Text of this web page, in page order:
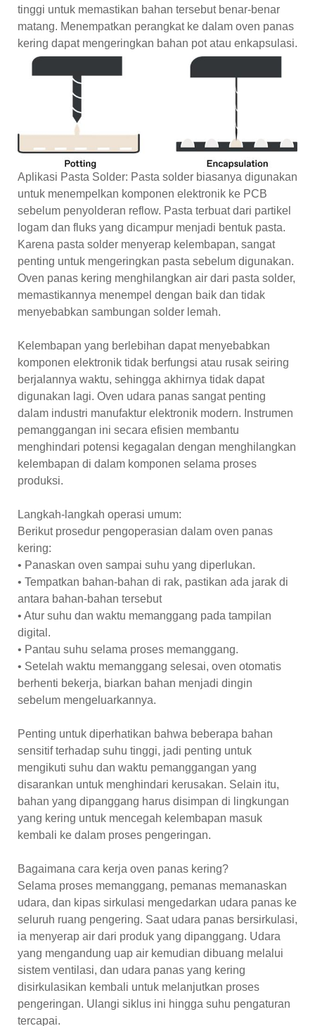
tinggi untuk memastikan bahan tersebut benar-benar
matang. Menempatkan perangkat ke dalam oven panas
kering dapat mengeringkan bahan pot atau enkapsulasi.
Aplikasi Pasta Solder: Pasta solder biasanya digunakan
untuk menempelkan komponen elektronik ke PCB
sebelum penyolderan reflow. Pasta terbuat dari partikel
logam dan fluks yang dicampur menjadi bentuk pasta.
Karena pasta solder menyerap kelembapan, sangat
penting untuk mengeringkan pasta sebelum digunakan.
Oven panas kering menghilangkan air dari pasta solder,
memastikannya menempel dengan baik dan tidak
menyebabkan sambungan solder lemah.
Kelembapan yang berlebihan dapat menyebabkan
komponen elektronik tidak berfungsi atau rusak seiring
berjalannya waktu, sehingga akhirnya tidak dapat
digunakan lagi. Oven udara panas sangat penting
dalam industri manufaktur elektronik modern. Instrumen
pemanggangan ini secara efisien membantu
menghindari potensi kegagalan dengan menghilangkan
kelembapan di dalam komponen selama proses
produksi.
Langkah-langkah operasi umum:
Berikut prosedur pengoperasian dalam oven panas
kering:
• Panaskan oven sampai suhu yang diperlukan.
• Tempatkan bahan-bahan di rak, pastikan ada jarak di
antara bahan-bahan tersebut
• Atur suhu dan waktu memanggang pada tampilan
digital.
• Pantau suhu selama proses memanggang.
• Setelah waktu memanggang selesai, oven otomatis
berhenti bekerja, biarkan bahan menjadi dingin
sebelum mengeluarkannya.
Penting untuk diperhatikan bahwa beberapa bahan
sensitif terhadap suhu tinggi, jadi penting untuk
mengikuti suhu dan waktu pemanggangan yang
disarankan untuk menghindari kerusakan. Selain itu,
bahan yang dipanggang harus disimpan di lingkungan
yang kering untuk mencegah kelembapan masuk
kembali ke dalam proses pengeringan.
Bagaimana cara kerja oven panas kering?
Selama proses memanggang, pemanas memanaskan
udara, dan kipas sirkulasi mengedarkan udara panas ke
seluruh ruang pengering. Saat udara panas bersirkulasi,
ia menyerap air dari produk yang dipanggang. Udara
yang mengandung uap air kemudian dibuang melalui
sistem ventilasi, dan udara panas yang kering
disirkulasikan kembali untuk melanjutkan proses
pengeringan. Ulangi siklus ini hingga suhu pengaturan
tercapai.